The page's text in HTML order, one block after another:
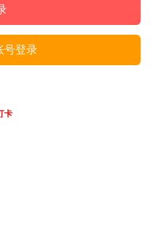
号登录
卡